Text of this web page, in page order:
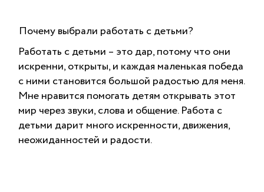
Почему выбрали работать с детьми?
Работать с детьми – это дар, потому что они
искренни, открыты, и каждая маленькая победа
с ними становится большой радостью для меня.
Мне нравится помогать детям открывать этот
мир через звуки, слова и общение. Работа с
детьми дарит много искренности, движения,
неожиданностей и радости.